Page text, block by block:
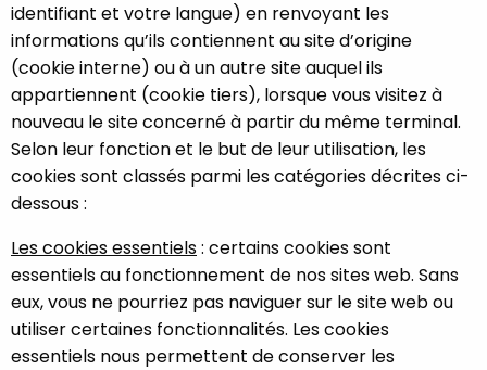
identifiant et votre langue) en renvoyant les
informations qu’ils contiennent au site d’origine
(cookie interne) ou à un autre site auquel ils
appartiennent (cookie tiers), lorsque vous visitez à
nouveau le site concerné à partir du même terminal.
Selon leur fonction et le but de leur utilisation, les
cookies sont classés parmi les catégories décrites ci-
dessous :
Les cookies essentiels: certains cookies sont
essentiels au fonctionnement de nos sites web. Sans
eux, vous ne pourriez pas naviguer sur le site web ou
utiliser certaines fonctionnalités. Les cookies
essentiels nous permettent de conserver les